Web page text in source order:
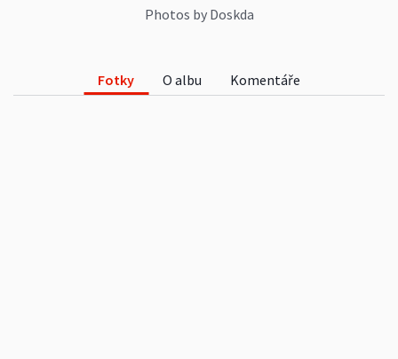
Photos by Doskda
Fotky O albu Komentáře